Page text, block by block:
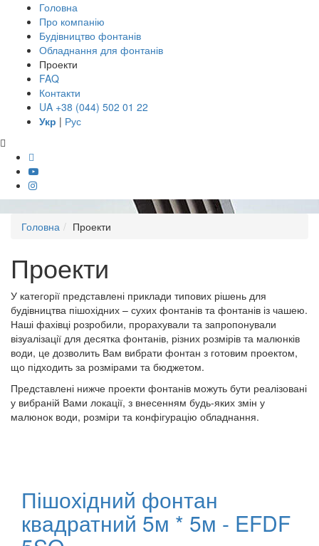
Головна
Про компанію
Будівництво фонтанів
Обладнання для фонтанів
Проекти
FAQ
Контакти
UA +38 (044) 502 01 22
Укр | Рус
Головна Проекти
Проекти
У категорії представлені приклади типових рішень для
будівництва пішохідних – сухих фонтанів та фонтанів із чашею.
Наші фахівці розробили, прорахували та запропонували
візуалізації для десятка фонтанів, різних розмірів та малюнків
води, це дозволить Вам вибрати фонтан з готовим проектом,
що підходить за розмірами та бюджетом.
Представлені нижче проекти фонтанів можуть бути реалізовані
у вибраній Вами локації, з внесенням будь-яких змін у
малюнок води, розміри та конфігурацію обладнання.
Пішохідний фонтан
квадратний 5м * 5м - EFDF